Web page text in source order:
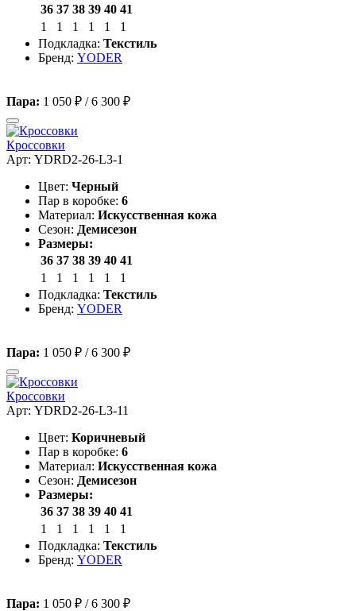
36 37 38 39 40 41
1
1 1 1 1
1
Подкладка: Текстиль
Бренд: YODER
Пара: 1 050 ₽ /6 300 ₽
Кроссовки
Арт: YDRD2-26-L3-1
Цвет: Черный
Пар в коробке: 6
Материал: Искусственная кожа
Сезон: Демисезон
Размеры:
36 37 38 39 40 41
1
1 1 1 1
1
Подкладка: Текстиль
Бренд: YODER
Пара: 1 050 ₽ /6 300 ₽
Кроссовки
Арт: YDRD2-26-L3-11
Цвет: Коричневый
Пар в коробке: 6
Материал: Искусственная кожа
Сезон: Демисезон
Размеры:
36 37 38 39 40 41
1
1 1 1 1
1
Подкладка: Текстиль
Бренд: YODER
Пара: 1 050 ₽ /6 300 ₽